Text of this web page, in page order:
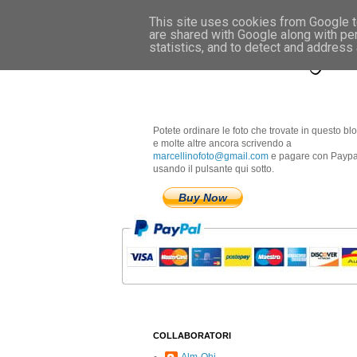
Marcellino
Potete ordinare le foto che trovate in questo
e molte altre ancora scrivendo a
marcellinofoto@gmail.com e pagare con
usando il pulsante qui sotto.
Buy Now
COLLABORATORI
This site uses cookies from Google
are shared with Google along with
statistics, and to detect and address